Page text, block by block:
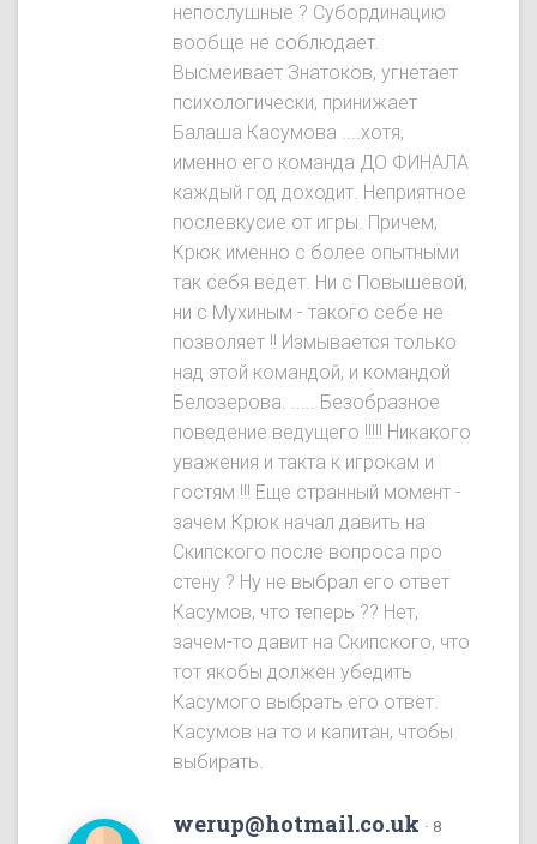
непослушные ? Субординацию
вообще не соблюдает.
Высмеивает Знатокoв, угнетает
психологически, принижает
Балаша Касумова ....хотя,
именно его команда ДО ФИНАЛА
каждый год доходит. Неприятное
послевкусие от игры. Причем,
Крюк именно с более опытными
так себя ведет. Ни с Повышевой,
ни с Мухиным - такого себе не
позволяет !! Измывается только
над этой командой, и командой
Белозерова. ..... Безобразное
поведение ведущего !!!!! Никакого
уважения и такта к игрокам и
гостям !!! Еще странный момент -
зачем Крюк начал давить на
Скипского после вопроса про
стену ? Ну не выбрал его ответ
Касумов, что теперь ?? Нет,
зачем-то давит на Скипского, что
тот якобы должен убедить
Касумого выбрать его ответ.
Касумов на то и капитан, чтобы
выбирать.
werup@hotmail.co.uk · 8